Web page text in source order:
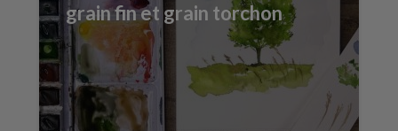
grain fin et grain torchon